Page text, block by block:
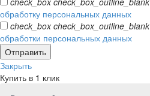
обработку персональных данных
check_box check_box_outline_blank
обработки персональных данных
Закрыть
Купить в 1 клик